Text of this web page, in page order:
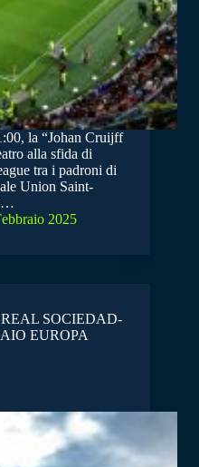
la “Johan Cruijff
alla sfida di
tra i padroni di
Union Saint-
2025
SOCIEDAD-
EUROPA